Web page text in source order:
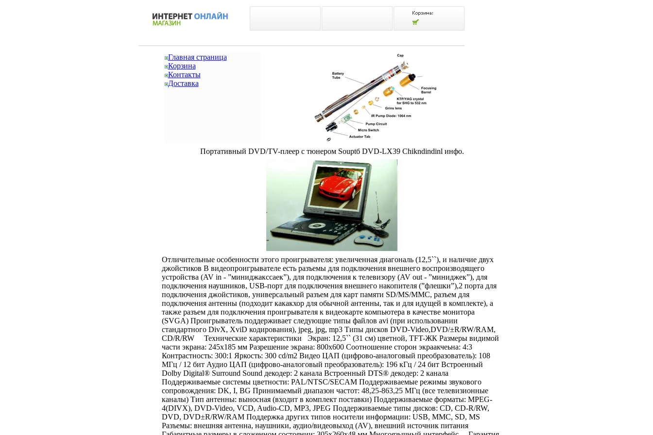
Главная страница
Корзина
Контакты
Доставка
Портативный DVD/TV-плеер c тюнером Souptб DVD-LX39 Chikndindinl инфо.
Отличительные особенности этого проигрывателя: увеличенная диагональ (12,5``), и наличие двух
джойстиков В видеопроигрывателе есть разъемы для подключения внешнего воспроизводящего
устройства (AV in - ”миниджакссаек”), для подключения к телевизору (AV out - ”миниджек”), для
подключения наушников, USB-порт для подключения внешнего накопителя (”флешки”),2 порта для
подключения джойстиков, универсальный разъем для карт памяти SD/MS/MMC, разъем для
подключения антенны (подходит какакхор для обычной антенны, так и для идущей в комплекте), а
также разъем для подключения проигрывателя к видеокарте компьютера в качестве монитора
(SVGA) Проигрыватель поддерживает следующие типы файлов avi (при использовании
стандартного DivX, XviD кодирования), jpeg, jpg, mp3 Типы дисков DVD-Video,DVD/±R/RW/RAM,
CD/R/RW Технические характеристики Экран: 12,5`` (31 см) цветной, TFT-ЖК Размеры видимой
части экрана: 245x185 мм Разрешение экрана: 800x600 Соотношение сторон экраакчеьна: 4:3
Контрастность: 300:1 Яркость: 300 cd/m2 Видео ЦАП (цифрово-аналоговый преобразователь): 108
МГц / 12 бит Аудио ЦАП (цифрово-аналоговый преобразователь): 196 кГц / 24 бит Встроенный
Dolby Digital® Surround Sound декодер: 2 канала Встроенный DTS® декодер: 2 канала
Поддерживаемые системы цветности: PAL/NTSC/SECAM Поддерживаемые режимы звукового
сопровождения: DK, I, BG Принимаемый диапазон частот: 48,25-863,25 МГц (все телевизионные
каналы) Тип антенны: выносная (входит в комплект поставки) Поддерживаемые форматы: MPEG-
4(DIVX), DVD-Video, VCD, Audio-CD, MP3, JPEG Поддерживаемые типы дисков: CD, CD-R/RW,
DVD, DVD±R/RW/RAM Поддержка других типов носители информации: USB, MMC, SD, MS
Разъемы: внешняя антенна, наушники, аудио/видеовыход (AV), внешний источник питания